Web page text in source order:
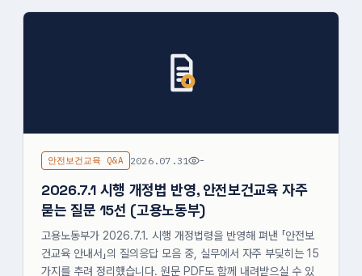
안전보건교육 Q&A 2026.07.31 -
2026.7.1 시행 개정법 반영, 안전보건교육 자주
묻는 질문 15선 (고용노동부)
고용노동부가 2026.7.1. 시행 개정법령을 반영해 펴낸 「안전보
건교육 안내서」의 질의응답 모음 중, 실무에서 자주 부딪히는 15
가지를 추려 정리했습니다. 원문 PDF도 함께 내려받으실 수 있